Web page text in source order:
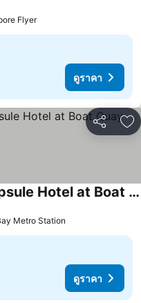
Flyer
ดูราคา
แชร์ เ
Cube Social Boutique Capsule Hotel at Boat Quay
Metro Station
ดูราคา